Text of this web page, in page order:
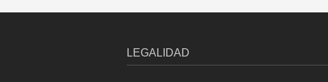
LEGALIDAD